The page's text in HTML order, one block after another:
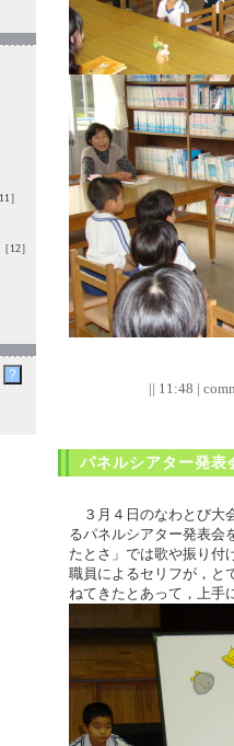
］
［12］
|| 11:48 |
パネルシアター発表
３月４日のなわとび大
るパネルシアター発表会
たとさ」では歌や振り付
職員によるセリフが，と
ねてきたとあって，上手